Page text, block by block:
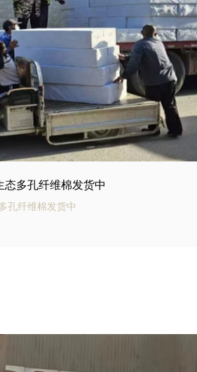
场底下用碳纤雨水收集模块发货中
以用于商业建筑和住宅小区的雨水收